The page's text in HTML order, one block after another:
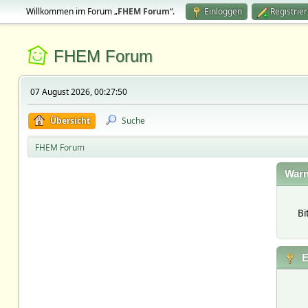
Willkommen im Forum „FHEM Forum“. Einloggen
FHEM Forum
07 August 2026, 00:27:50
Übersicht Suche
FHEM Forum